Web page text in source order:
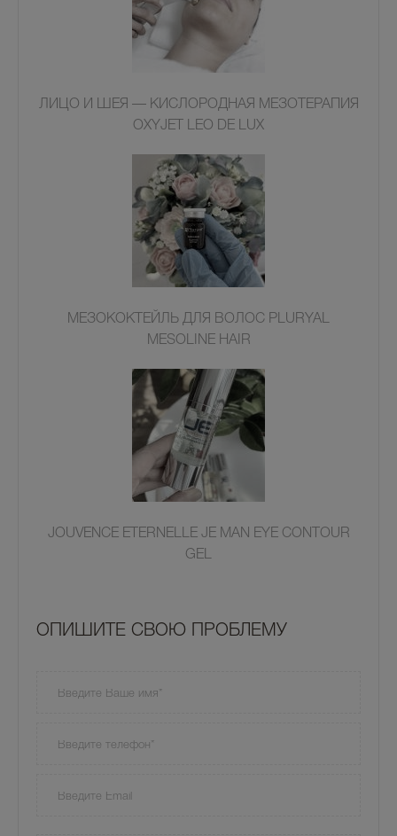
ЛИЦО И ШЕЯ — КИСЛОРОДНАЯ МЕЗОТЕРАПИЯ
OXYJET LEO DE LUX
МЕЗОКОКТЕЙЛЬ ДЛЯ ВОЛОС PLURYAL
MESOLINE HAIR
JOUVENCE ETERNELLE JE MAN EYE CONTOUR
GEL
OПИШИТЕ СВОЮ ПРОБЛЕМУ